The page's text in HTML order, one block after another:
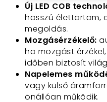
Új LED COB
hosszú élettartam,
megoldás.
Mozgásérzékelő:
ha mozgást
időben biztosít
Napelemes
vagy külső
önállóan működik.